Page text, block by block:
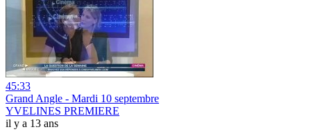
45:33
Grand Angle - Mardi 10 septembre
YVELINES PREMIERE
il y a 13 ans